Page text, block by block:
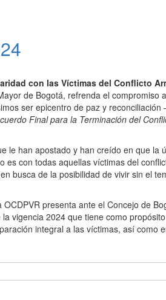
con las Víctimas del Conflicto
de Bogotá, refrenda el compromiso
ser epicentro de paz y
Final para la Terminación del
le han apostado y han creído en que la
con todas aquellas víctimas del
busca de la posibilidad de vivir sin el
presenta ante el Concejo de
vigencia 2024 que tiene como
integral a las víctimas, así como